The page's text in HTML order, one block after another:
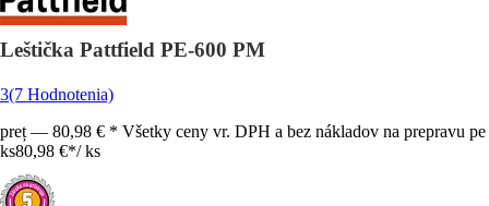
Leštička Pattfield PE-600 PM
3(7 Hodnotenia)
preț — 80,98 € * Všetky ceny vr. DPH a bez nákladov na prepravu pe
ks80,98 €*/ ks